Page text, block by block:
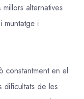
alternatives
muntatge i
constantment en el
dificultats de les